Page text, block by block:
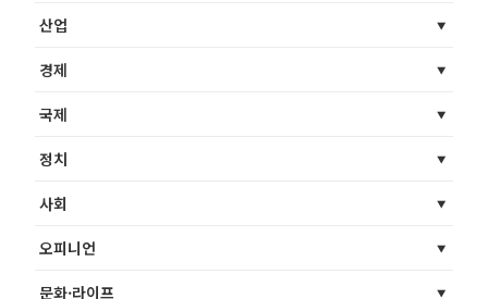
산업
경제
국제
정치
사회
오피니언
문화·라이프